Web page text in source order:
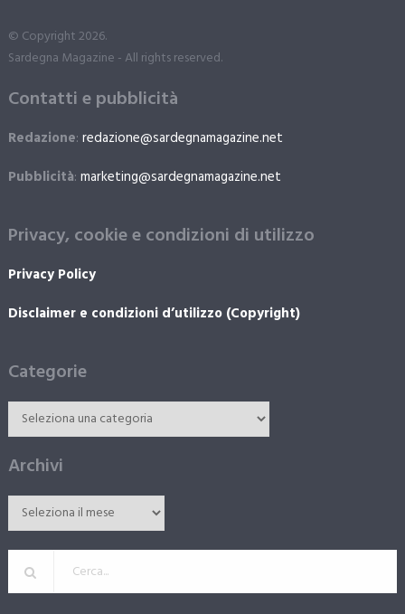
© Copyright 2026.
Sardegna Magazine - All rights reserved.
Contatti e pubblicità
Redazione: redazione@sardegnamagazine.net
Pubblicità: marketing@sardegnamagazine.net
Privacy, cookie e condizioni di utilizzo
Privacy Policy
Disclaimer e condizioni d’utilizzo (Copyright)
Categorie
Archivi